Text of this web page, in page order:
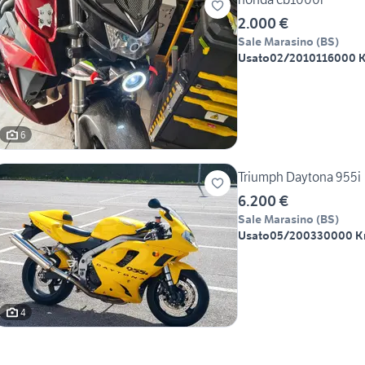
6
2.000 €
Sale Marasino (BS)
Usato02/2010116000
4
Triumph Daytona 955i
6.200 €
Sale Marasino (BS)
Usato05/200330000